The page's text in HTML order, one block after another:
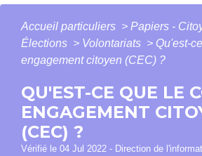
Accueil particuliers > Papiers -
Élections > Volontariats > Qu'est-
engagement citoyen (CEC) ?
QU'EST-CE QUE LE
ENGAGEMENT
(CEC) ?
Vérifié le 04 Jul 2022 - Direction de